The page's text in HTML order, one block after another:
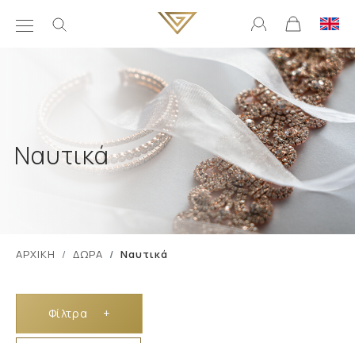
Ναυτικά
ΑΡΧΙΚΗ ΔΩΡΑ Ναυτικά
Φίλτρα +